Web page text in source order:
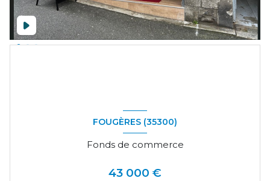
FOUGÈRES (35300)
Fonds de commerce
43 000 €